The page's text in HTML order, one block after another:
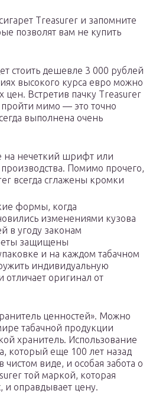
Treasurer и запомните
позволят вам не купить
стоить дешевле 3 000 рублей
высокого курса евро можно
цен. Встретив пачку Treasurer
мимо — это точно
выполнена очень
на нечеткий шрифт или
Помимо прочего,
всегда сглажены кромки
формы, когда
изменениями кузова
в угоду законам
защищены
и на каждом табачном
индивидуальную
отличает оригинал от
ценностей». Можно
табачной продукции
хранитель. Использование
который еще 100 лет назад
чистом виде, и особая забота о
той маркой, которая
и оправдывает цену.